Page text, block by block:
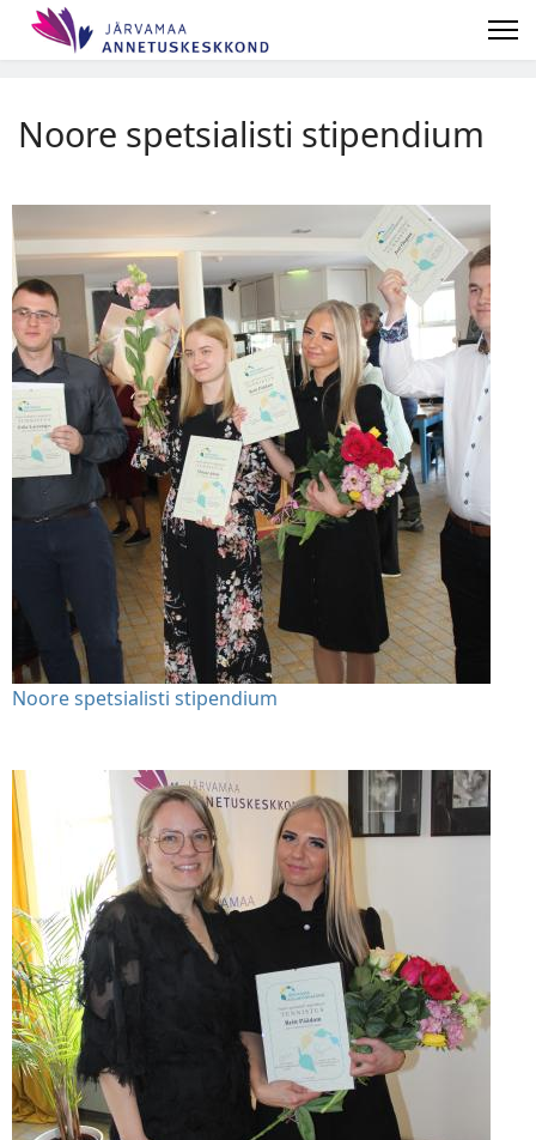
Noore spetsialisti stipendium
Noore spetsialisti stipendium